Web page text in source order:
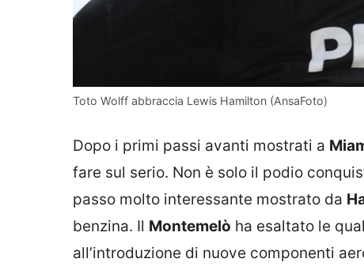
Toto Wolff abbraccia Lewis Hamilton (AnsaFoto)
Dopo i primi passi avanti mostrati a
fare sul serio. Non è solo il podio
passo molto interessante mostrato da
benzina. Il Montemelò ha esaltato le
all’introduzione di nuove componenti